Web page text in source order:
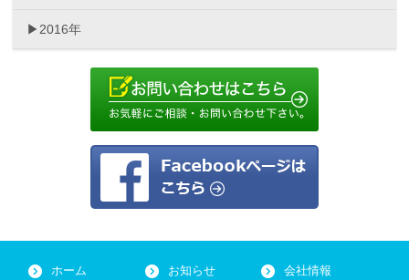
2016年
ホーム お知らせ 会社情報